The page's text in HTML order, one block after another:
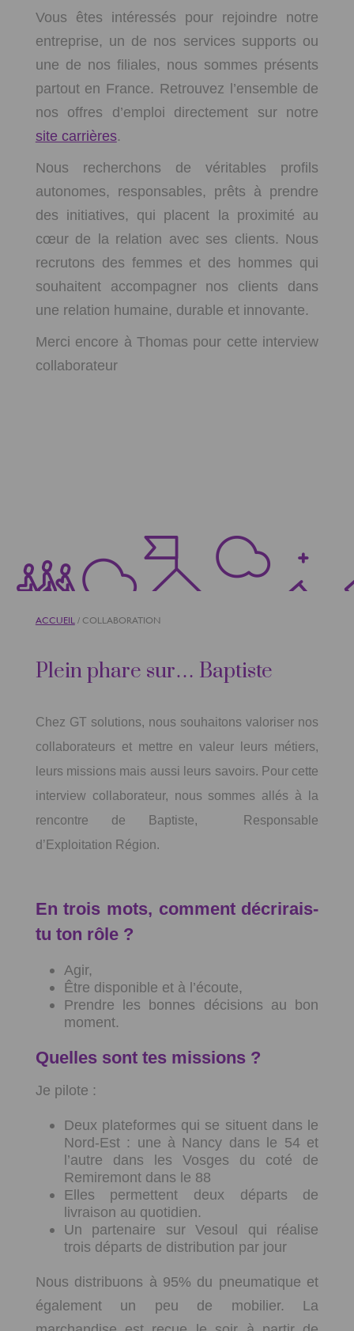
Vous êtes intéressés pour rejoindre notre
entreprise, un de nos services supports ou
une de nos filiales, nous sommes présents
partout en France. Retrouvez l’ensemble de
nos offres d’emploi directement sur notre
site carrières.
Nous recherchons de véritables profils
autonomes, responsables, prêts à prendre
des initiatives, qui placent la proximité au
cœur de la relation avec ses clients. Nous
recrutons des femmes et des hommes qui
souhaitent accompagner nos clients dans
une relation humaine, durable et innovante.
Merci encore à Thomas pour cette interview
collaborateur
ACCUEIL/ COLLABORATION
Plein phare sur… Baptiste
Chez GT solutions, nous souhaitons valoriser nos
collaborateurs et mettre en valeur leurs métiers,
leurs missions mais aussi leurs savoirs. Pour cette
interview collaborateur, nous sommes allés à la
rencontre de Baptiste, Responsable
d’Exploitation Région.
En trois mots, comment décrirais-
tu ton rôle ?
Agir,
Être disponible et à l’écoute,
Prendre les bonnes décisions au bon
moment.
Quelles sont tes missions ?
Je pilote :
Deux plateformes qui se situent dans le
Nord-Est : une à Nancy dans le 54 et
l’autre dans les Vosges du coté de
Remiremont dans le 88
Elles permettent deux départs de
livraison au quotidien.
Un partenaire sur Vesoul qui réalise
trois départs de distribution par jour
Nous distribuons à 95% du pneumatique et
également un peu de mobilier. La